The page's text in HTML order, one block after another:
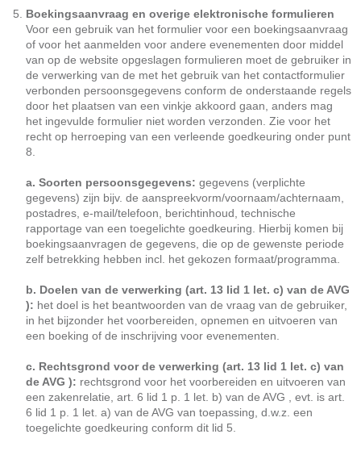
Boekingsaanvraag en overige elektronische formulieren
Voor een gebruik van het formulier voor een boekingsaanvraag
of voor het aanmelden voor andere evenementen door middel
van op de website opgeslagen formulieren moet de gebruiker in
de verwerking van de met het gebruik van het contactformulier
verbonden persoonsgegevens conform de onderstaande regels
door het plaatsen van een vinkje akkoord gaan, anders mag
het ingevulde formulier niet worden verzonden. Zie voor het
recht op herroeping van een verleende goedkeuring onder punt
8.
a. Soorten persoonsgegevens: gegevens (verplichte
gegevens) zijn bijv. de aanspreekvorm/voornaam/achternaam,
postadres, e-mail/telefoon, berichtinhoud, technische
rapportage van een toegelichte goedkeuring. Hierbij komen bij
boekingsaanvragen de gegevens, die op de gewenste periode
zelf betrekking hebben incl. het gekozen formaat/programma.
b. Doelen van de verwerking (art. 13 lid 1 let. c) van de AVG
): het doel is het beantwoorden van de vraag van de gebruiker,
in het bijzonder het voorbereiden, opnemen en uitvoeren van
een boeking of de inschrijving voor evenementen.
c. Rechtsgrond voor de verwerking (art. 13 lid 1 let. c) van
de AVG ): rechtsgrond voor het voorbereiden en uitvoeren van
een zakenrelatie, art. 6 lid 1 p. 1 let. b) van de AVG , evt. is art.
6 lid 1 p. 1 let. a) van de AVG van toepassing, d.w.z. een
toegelichte goedkeuring conform dit lid 5.